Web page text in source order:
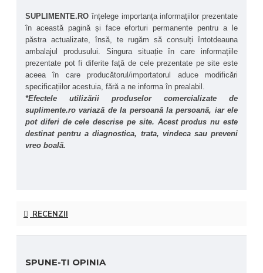
SUPLIMENTE.RO înțelege importanța informațiilor prezentate
în această pagină și face eforturi permanente pentru a le
păstra actualizate, însă, te rugăm să consulți întotdeauna
ambalajul produsului. Singura situație în care informațiile
prezentate pot fi diferite față de cele prezentate pe site este
aceea în care producătorul/importatorul aduce modificări
specificațiilor acestuia, fără a ne informa în prealabil.
*Efectele utilizării produselor comercializate de
suplimente.ro variază de la persoană la persoană, iar ele
pot diferi de cele descrise pe site. Acest produs nu este
destinat pentru a diagnostica, trata, vindeca sau preveni
vreo boală.
RECENZII
SPUNE-TI OPINIA